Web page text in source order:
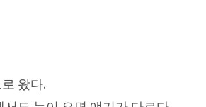
왔다.